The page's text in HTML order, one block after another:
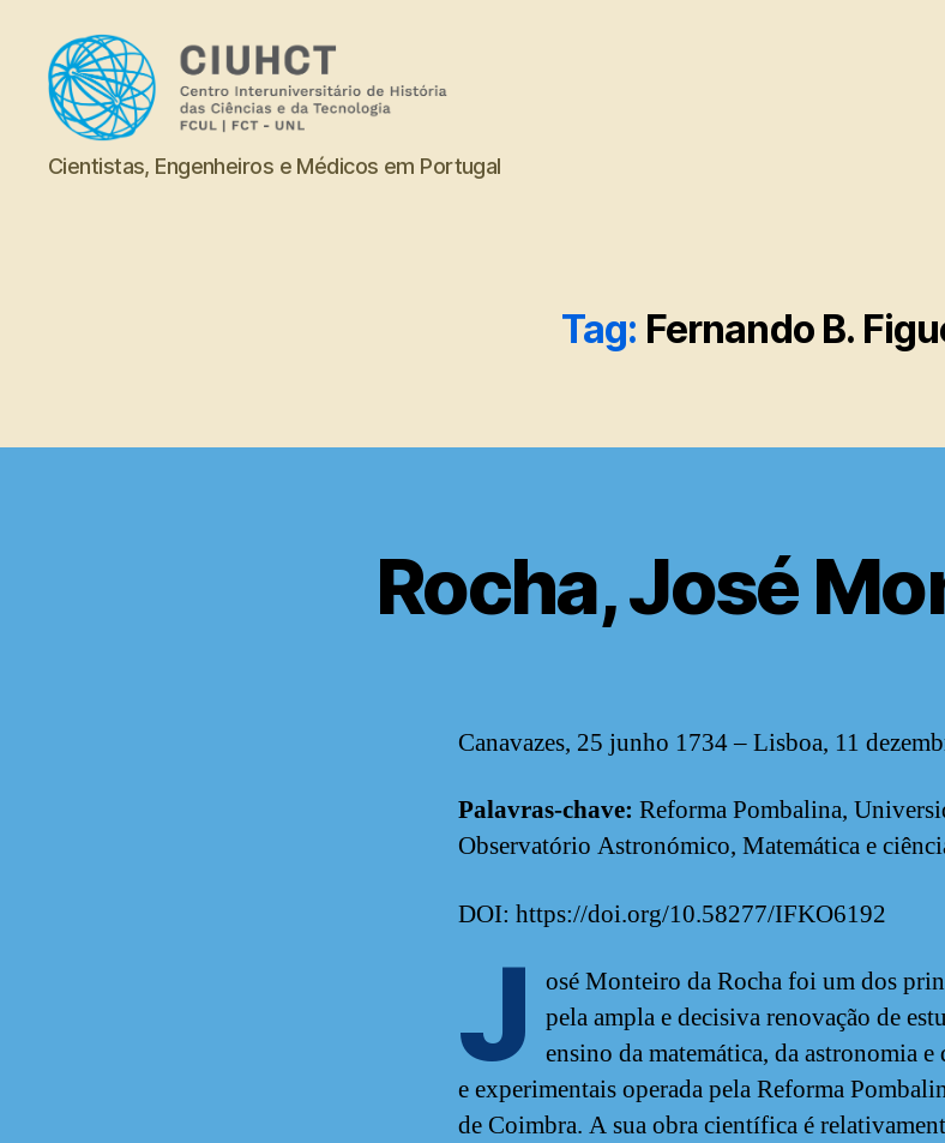
Dicionário
Cientistas, Engenheiros e Médicos em Portugal
Tag: Fernando B.
Rocha, José
Canavazes, 25 junho 1734 – Lisboa, 11
Palavras-chave: Reforma Pombalina,
Observatório Astronómico, Matemática e
DOI: https://doi.org/10.58277/IFKO6192
J
osé Monteiro da Rocha foi um dos
pela ampla e decisiva renovação de
ensino da matemática, da astronomia e
e experimentais operada pela Reforma
de Coimbra. A sua obra científica é